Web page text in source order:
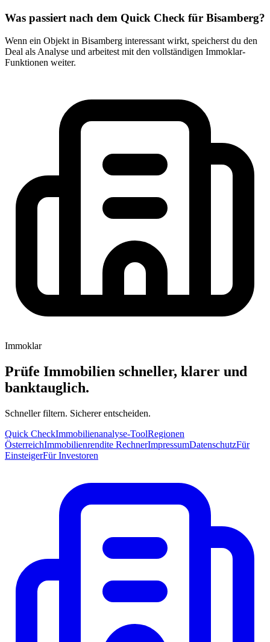
Was passiert nach dem Quick Check für Bisamberg?
Wenn ein Objekt in Bisamberg interessant wirkt, speicherst du den
Deal als Analyse und arbeitest mit den vollständigen Immoklar-
Funktionen weiter.
Immoklar
Prüfe Immobilien schneller, klarer und
banktauglich.
Schneller filtern. Sicherer entscheiden.
Quick CheckImmobilienanalyse-ToolRegionen
ÖsterreichImmobilienrendite RechnerImpressumDatenschutzFür
EinsteigerFür Investoren